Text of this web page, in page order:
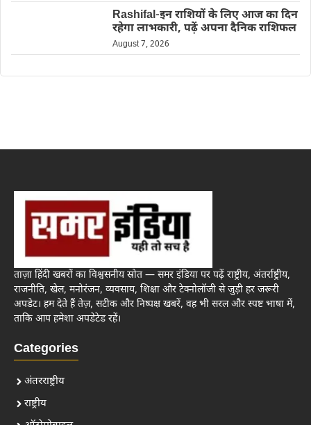
Rashifal-इन राशियों के लिए आज का दिन
रहेगा लाभकारी, पढ़ें अपना दैनिक राशिफल
August 7, 2026
ताज़ा हिंदी खबरों का विश्वसनीय स्रोत — समर इंडिया पर पढ़ें राष्ट्रीय, अंतर्राष्ट्रीय,
राजनीति, खेल, मनोरंजन, व्यवसाय, शिक्षा और टेक्नोलॉजी से जुड़ी हर जरूरी
अपडेट। हम देते हैं तेज़, सटीक और निष्पक्ष खबरें, वह भी सरल और स्पष्ट भाषा में,
ताकि आप हमेशा अपडेटेड रहें।
Categories
अंतरराष्ट्रीय
राष्ट्रीय